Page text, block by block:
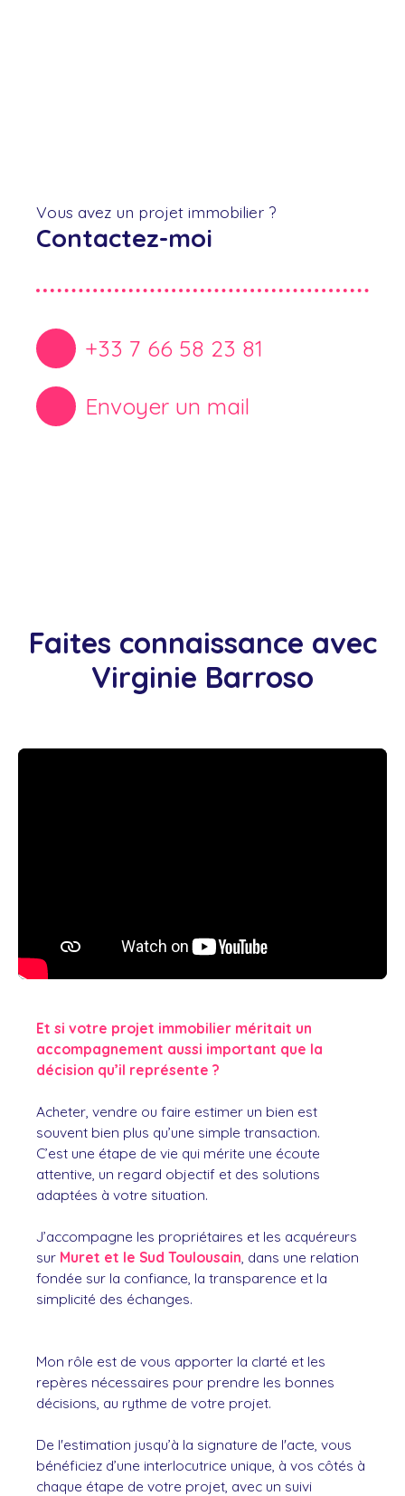
Vous avez un projet immobilier ?
Contactez-moi
+33 7 66 58 23 81
Envoyer un mail
Faites connaissance avec
Virginie Barroso
Et si votre projet immobilier méritait un
accompagnement aussi important que la
décision qu’il représente ?
Acheter, vendre ou faire estimer un bien est
souvent bien plus qu’une simple transaction.
C’est une étape de vie qui mérite une écoute
attentive, un regard objectif et des solutions
adaptées à votre situation.
J’accompagne les propriétaires et les acquéreurs
sur Muret et le Sud Toulousain , dans une relation
fondée sur la confiance, la transparence et la
simplicité des échanges.
Mon rôle est de vous apporter la clarté et les
repères nécessaires pour prendre les bonnes
décisions, au rythme de votre projet.
De l'estimation jusqu’à la signature de l'acte, vous
bénéficiez d’une interlocutrice unique, à vos côtés à
chaque étape de votre projet, avec un suivi